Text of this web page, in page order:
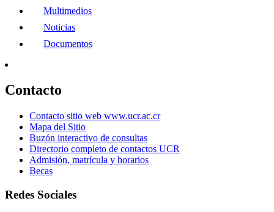
Multimedios
Noticias
Documentos
Contacto
Contacto sitio web www.ucr.ac.cr
Mapa del Sitio
Buzón interactivo de consultas
Directorio completo de contactos UCR
Admisión, matrícula y horarios
Becas
Redes Sociales